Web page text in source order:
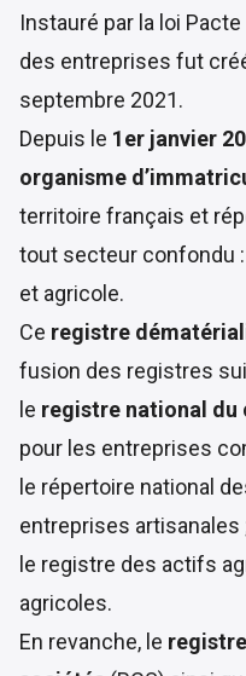
Instauré par la loi
des entreprises fut
septembre 2021.
Depuis le 1er janvier
organisme
territoire français et
tout secteur confondu :
et agricole.
Ce registre
fusion des registres
le registre national du
pour les entreprises
le répertoire national
entreprises artisanales
le registre des actifs
agricoles.
En revanche, le